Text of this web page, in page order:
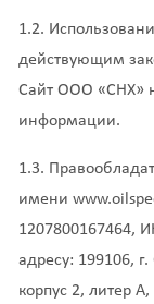
1.2.
действующим
Сайт ООО «СНХ»
информации.
1.3.
имени
1207800167464,
адресу: 199106,
корпус 2, литер